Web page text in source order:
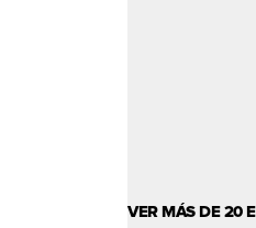
VER MÁS DE 20